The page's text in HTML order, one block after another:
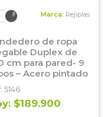
Marca: Rejiplas
de ropa
Duplex de
cm para pared- 9
– Acero pintado
5146
$189.900